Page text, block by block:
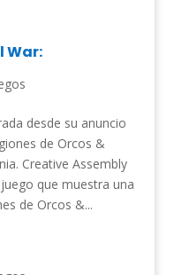
War:
desde su anuncio
de Orcos &
Creative Assembly
que muestra una
de Orcos &...